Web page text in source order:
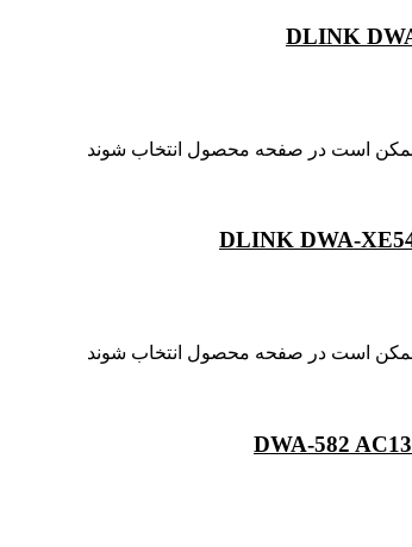
ممکن است در صفحه محصول انتخاب شوند
ممکن است در صفحه محصول انتخاب شوند